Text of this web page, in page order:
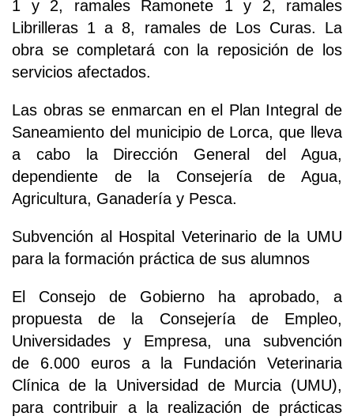
1 y 2, ramales Ramonete 1 y 2, ramales
Librilleras 1 a 8, ramales de Los Curas. La
obra se completará con la reposición de los
servicios afectados.
Las obras se enmarcan en el Plan Integral de
Saneamiento del municipio de Lorca, que lleva
a cabo la Dirección General del Agua,
dependiente de la Consejería de Agua,
Agricultura, Ganadería y Pesca.
Subvención al Hospital Veterinario de la UMU
para la formación práctica de sus alumnos
El Consejo de Gobierno ha aprobado, a
propuesta de la Consejería de Empleo,
Universidades y Empresa, una subvención
de 6.000 euros a la Fundación Veterinaria
Clínica de la Universidad de Murcia (UMU),
para contribuir a la realización de prácticas